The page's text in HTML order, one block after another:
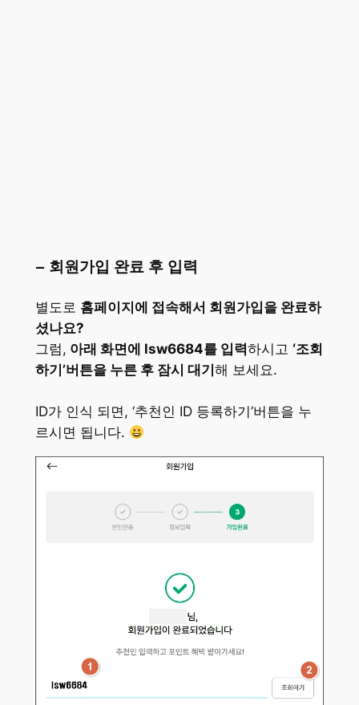
– 회원가입 완료 후 입력
별도로 홈페이지에 접속해서 회원가입을 완료하
셨나요?
그럼, 아래 화면에 lsw6684를 입력하시고 ‘조회
하기’버튼을 누른 후 잠시 대기 해 보세요.
ID가 인식 되면, ‘추천인 ID 등록하기’버튼을 누
르시면 됩니다.